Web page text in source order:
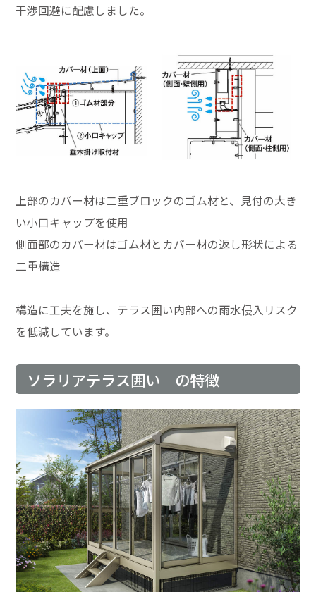
干渉回避に配慮しました。
上部のカバー材は二重ブロックのゴム材と、見付の大き
い小口キャップを使用
側面部のカバー材はゴム材とカバー材の返し形状による
二重構造
構造に工夫を施し、テラス囲い内部への雨水侵入リスク
を低減しています。
ソラリアテラス囲い の特徴